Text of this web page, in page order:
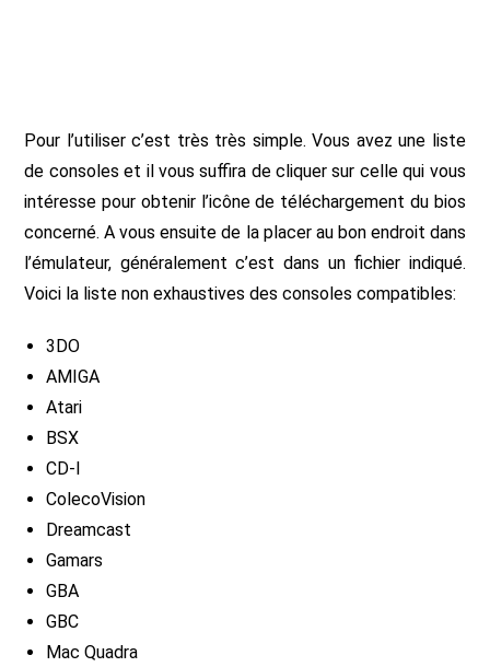
Pour l’utiliser c’est très très simple. Vous avez une liste
de consoles et il vous suffira de cliquer sur celle qui vous
intéresse pour obtenir l’icône de téléchargement du bios
concerné. A vous ensuite de la placer au bon endroit dans
l’émulateur, généralement c’est dans un fichier indiqué.
Voici la liste non exhaustives des consoles compatibles:
3DO
AMIGA
Atari
BSX
CD-I
ColecoVision
Dreamcast
Gamars
GBA
GBC
Mac Quadra